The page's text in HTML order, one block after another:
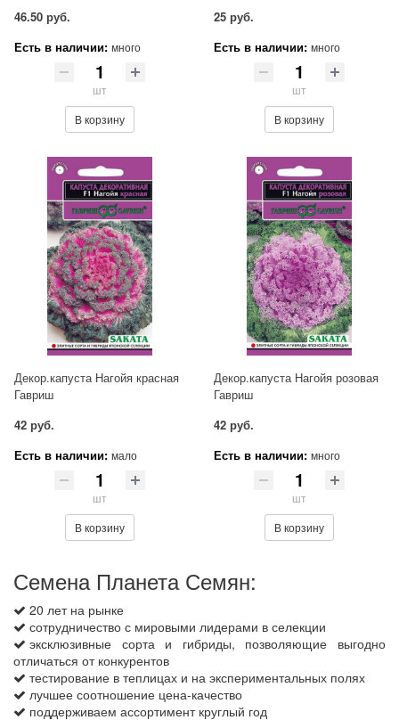
46.50 руб.
Есть в наличии: много
шт
В корзину
25 руб.
Есть в наличии: много
шт
В корзину
Декор.капуста Нагойя красная
Гавриш
42 руб.
Есть в наличии: мало
шт
В корзину
Декор.капуста Нагойя розовая
Гавриш
42 руб.
Есть в наличии: много
шт
В корзину
Семена Планета Семян:
20 лет на рынке
сотрудничество с мировыми лидерами в селекции
эксклюзивные сорта и гибриды, позволяющие выгодно
отличаться от конкурентов
тестирование в теплицах и на экспериментальных полях
лучшее соотношение цена-качество
поддерживаем ассортимент круглый год